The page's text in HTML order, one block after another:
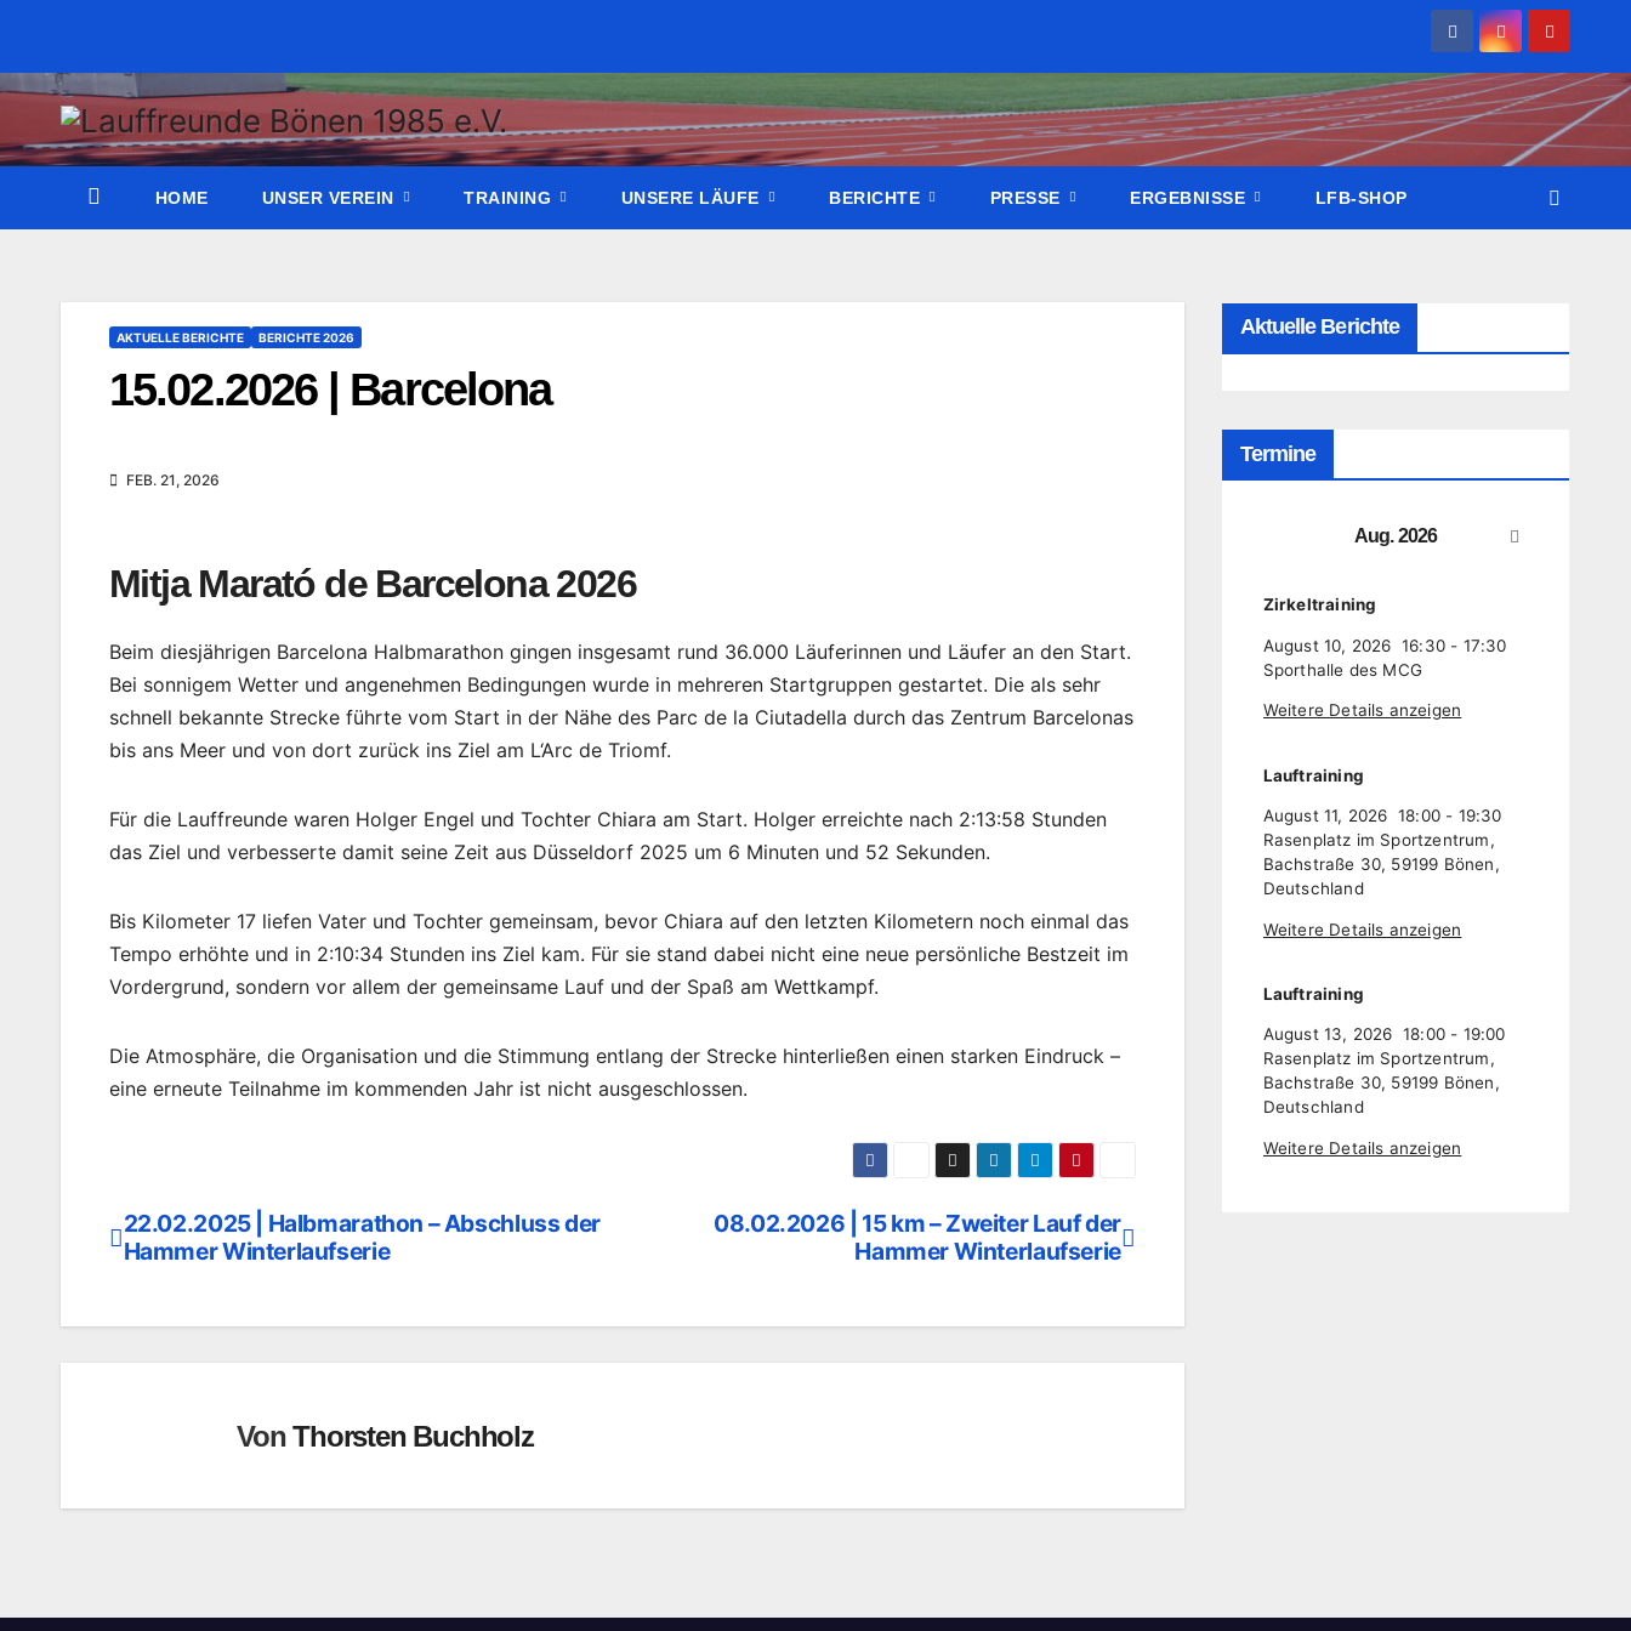
wechseln
HOME UNSER VEREIN TRAINING UNSERE LÄUFE BERICHTE PRESSE ERGEBNISSE LFB-SHOP
AKTUELLE BERICHTE BERICHTE 2026
15.02.2026 | Barcelona
FEB. 21, 2026
Mitja Marató de Barcelona 2026
Beim diesjährigen Barcelona Halbmarathon gingen insgesamt rund 36.000 Läuferinnen und Läufer an den Start.
Bei sonnigem Wetter und angenehmen Bedingungen wurde in mehreren Startgruppen gestartet. Die als sehr
schnell bekannte Strecke führte vom Start in der Nähe des Parc de la Ciutadella durch das Zentrum Barcelonas
bis ans Meer und von dort zurück ins Ziel am L‘Arc de Triomf.
Für die Lauffreunde waren Holger Engel und Tochter Chiara am Start. Holger erreichte nach 2:13:58 Stunden
das Ziel und verbesserte damit seine Zeit aus Düsseldorf 2025 um 6 Minuten und 52 Sekunden.
Bis Kilometer 17 liefen Vater und Tochter gemeinsam, bevor Chiara auf den letzten Kilometern noch einmal das
Tempo erhöhte und in 2:10:34 Stunden ins Ziel kam. Für sie stand dabei nicht eine neue persönliche Bestzeit im
Vordergrund, sondern vor allem der gemeinsame Lauf und der Spaß am Wettkampf.
Die Atmosphäre, die Organisation und die Stimmung entlang der Strecke hinterließen einen starken Eindruck –
eine erneute Teilnahme im kommenden Jahr ist nicht ausgeschlossen.
Beitragsnavigation
08.02.2026 | 15 km – Zweiter Lauf der
Hammer Winterlaufserie
22.02.2025 | Halbmarathon – Abschluss der
Hammer Winterlaufserie
VonThorsten Buchholz
Aktuelle Berichte
Termine
Aug. 2026
Zirkeltraining
August 10, 2026 16:30- 17:30
Sporthalle des MCG
Weitere Details anzeigen
Lauftraining
August 11, 2026 18:00- 19:30
Rasenplatz im Sportzentrum,
Bachstraße 30, 59199 Bönen,
Deutschland
Weitere Details anzeigen
Lauftraining
August 13, 2026 18:00- 19:00
Rasenplatz im Sportzentrum,
Bachstraße 30, 59199 Bönen,
Deutschland
Weitere Details anzeigen